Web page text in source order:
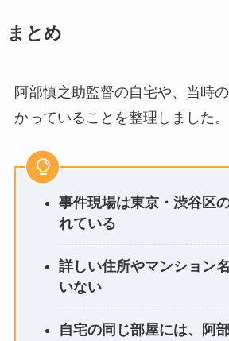
まとめ
阿部慎之助監督の自宅や、当時
かっていることを整理しました。
事件現場は東京・渋谷区
れている
詳しい住所やマンション
いない
自宅の同じ部屋には、阿